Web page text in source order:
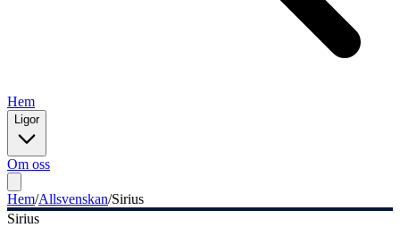
Hem
Ligor
Om oss
Hem/Allsvenskan/Sirius
Sirius